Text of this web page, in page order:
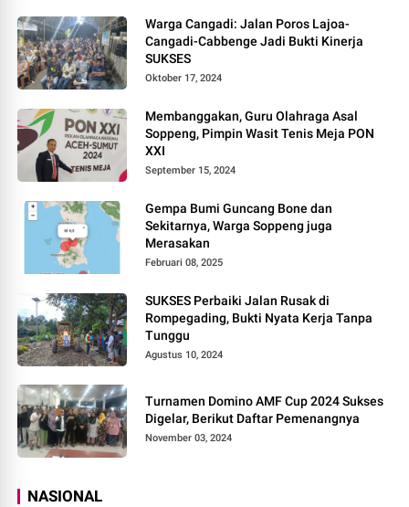
Warga Cangadi: Jalan Poros Lajoa-
Cangadi-Cabbenge Jadi Bukti Kinerja
SUKSES
Oktober 17, 2024
Membanggakan, Guru Olahraga Asal
Soppeng, Pimpin Wasit Tenis Meja PON
XXI
September 15, 2024
Gempa Bumi Guncang Bone dan
Sekitarnya, Warga Soppeng juga
Merasakan
Februari 08, 2025
SUKSES Perbaiki Jalan Rusak di
Rompegading, Bukti Nyata Kerja Tanpa
Tunggu
Agustus 10, 2024
Turnamen Domino AMF Cup 2024 Sukses
Digelar, Berikut Daftar Pemenangnya
November 03, 2024
NASIONAL